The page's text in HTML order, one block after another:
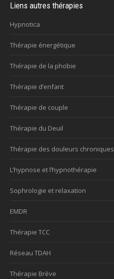
Liens autres thérapies
Hypnotica
Thérapie énergétique
Thérapie de la phobie
Thérapie d’enfant
Thérapie de couple
Thérapie du Deuil
Thérapie des douleurs chroniques
L’hypnose et l’hypnothérapie
Sophrologie et relaxation
EMDR
Thérapie TCC
Réseau TDAH
Thérapie Brève